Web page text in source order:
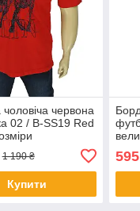
червона
02 / B-SS19 Red
1 190 ₴
Купити
595